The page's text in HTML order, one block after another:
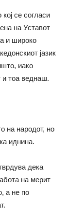
се согласи
на Уставот
и широко
јазик
иако
и тоа веднаш.
на народот, но
иднина.
дека
на мерит
а не по